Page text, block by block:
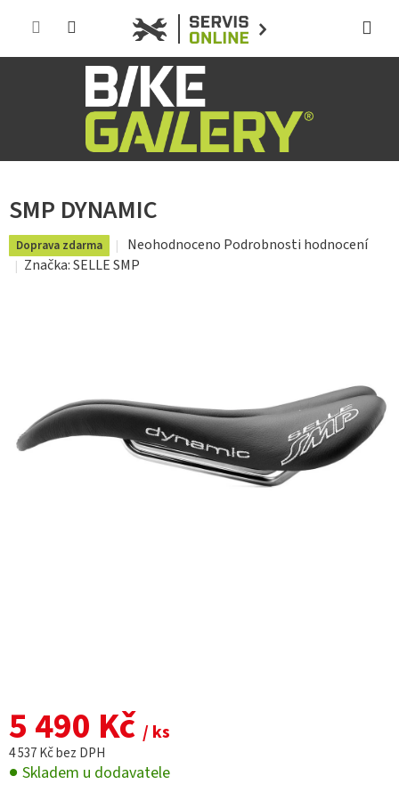
SMP DYNAMIC
Doprava zdarma
Průměrné
hodnocení
produktu
Neohodnoceno Podrobnosti hodnocení
Značka:SELLE SMP
5 490 Kč / ks
4 537 Kč bez DPH
Skladem u dodavatele